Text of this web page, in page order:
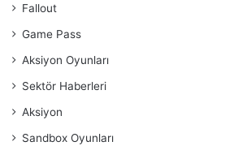
Fallout
Game Pass
Aksiyon Oyunları
Sektör Haberleri
Aksiyon
Sandbox Oyunları